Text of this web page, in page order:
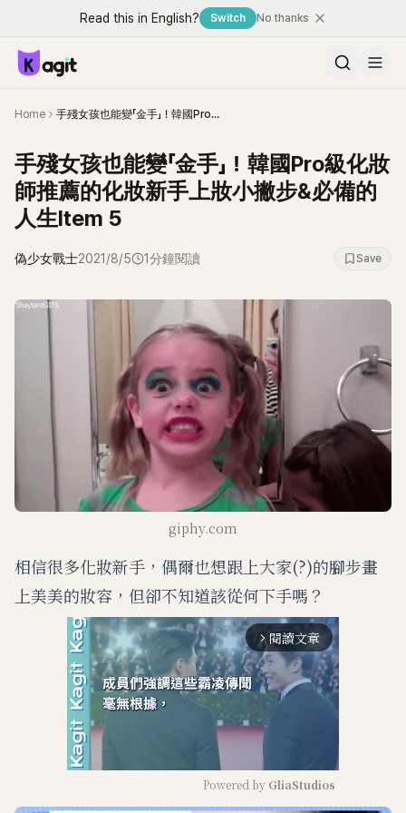
Read this in English? Switch No thanks
Home 手殘女孩也能變「金手」！韓國Pro級化妝師推薦的化妝新手上妝小撇步&必備的人生Item 5
手殘女孩也能變「金手」！韓國Pro級化妝
師推薦的化妝新手上妝小撇步&必備的
人生Item 5
偽少女戰士2021/8/5 1分鐘閱讀 Save
giphy.com
相信很多化妝新手，偶爾也想跟上大家(?)的腳步畫
上美美的妝容，但卻不知道該從何下手嗎？
arrow_forward_ios 閱讀文章
Powered by GliaStudios